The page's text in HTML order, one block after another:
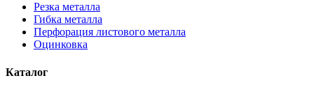
Резка металла
Гибка металла
Перфорация листового металла
Оцинковка
Каталог